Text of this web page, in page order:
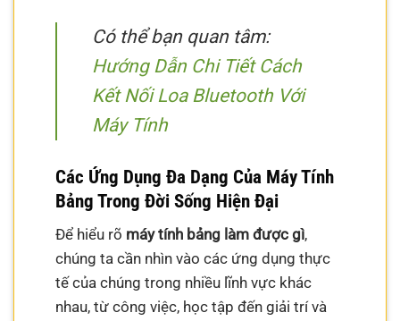
Có thể bạn quan tâm:
Hướng Dẫn Chi Tiết Cách
Kết Nối Loa Bluetooth Với
Máy Tính
Các Ứng Dụng Đa Dạng Của Máy Tính
Bảng Trong Đời Sống Hiện Đại
Để hiểu rõ máy tính bảng làm được gì,
chúng ta cần nhìn vào các ứng dụng thực
tế của chúng trong nhiều lĩnh vực khác
nhau, từ công việc, học tập đến giải trí và